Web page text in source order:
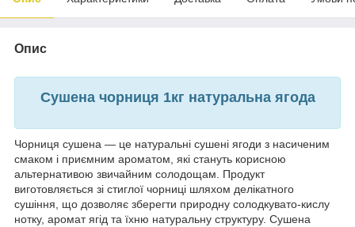
Опис
Сушена чорниця 1кг натуральна ягода
Чорниця сушена — це натуральні сушені ягоди з насиченим
смаком і приємним ароматом, які стануть корисною
альтернативою звичайним солодощам. Продукт
виготовляється зі стиглої чорниці шляхом делікатного
сушіння, що дозволяє зберегти природну солодкувато-кислу
нотку, аромат ягід та їхню натуральну структуру. Сушена